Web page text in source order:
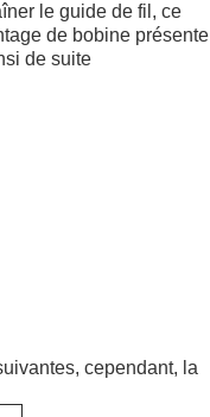
le guide de fil, ce
de bobine présente
de suite
cependant, la